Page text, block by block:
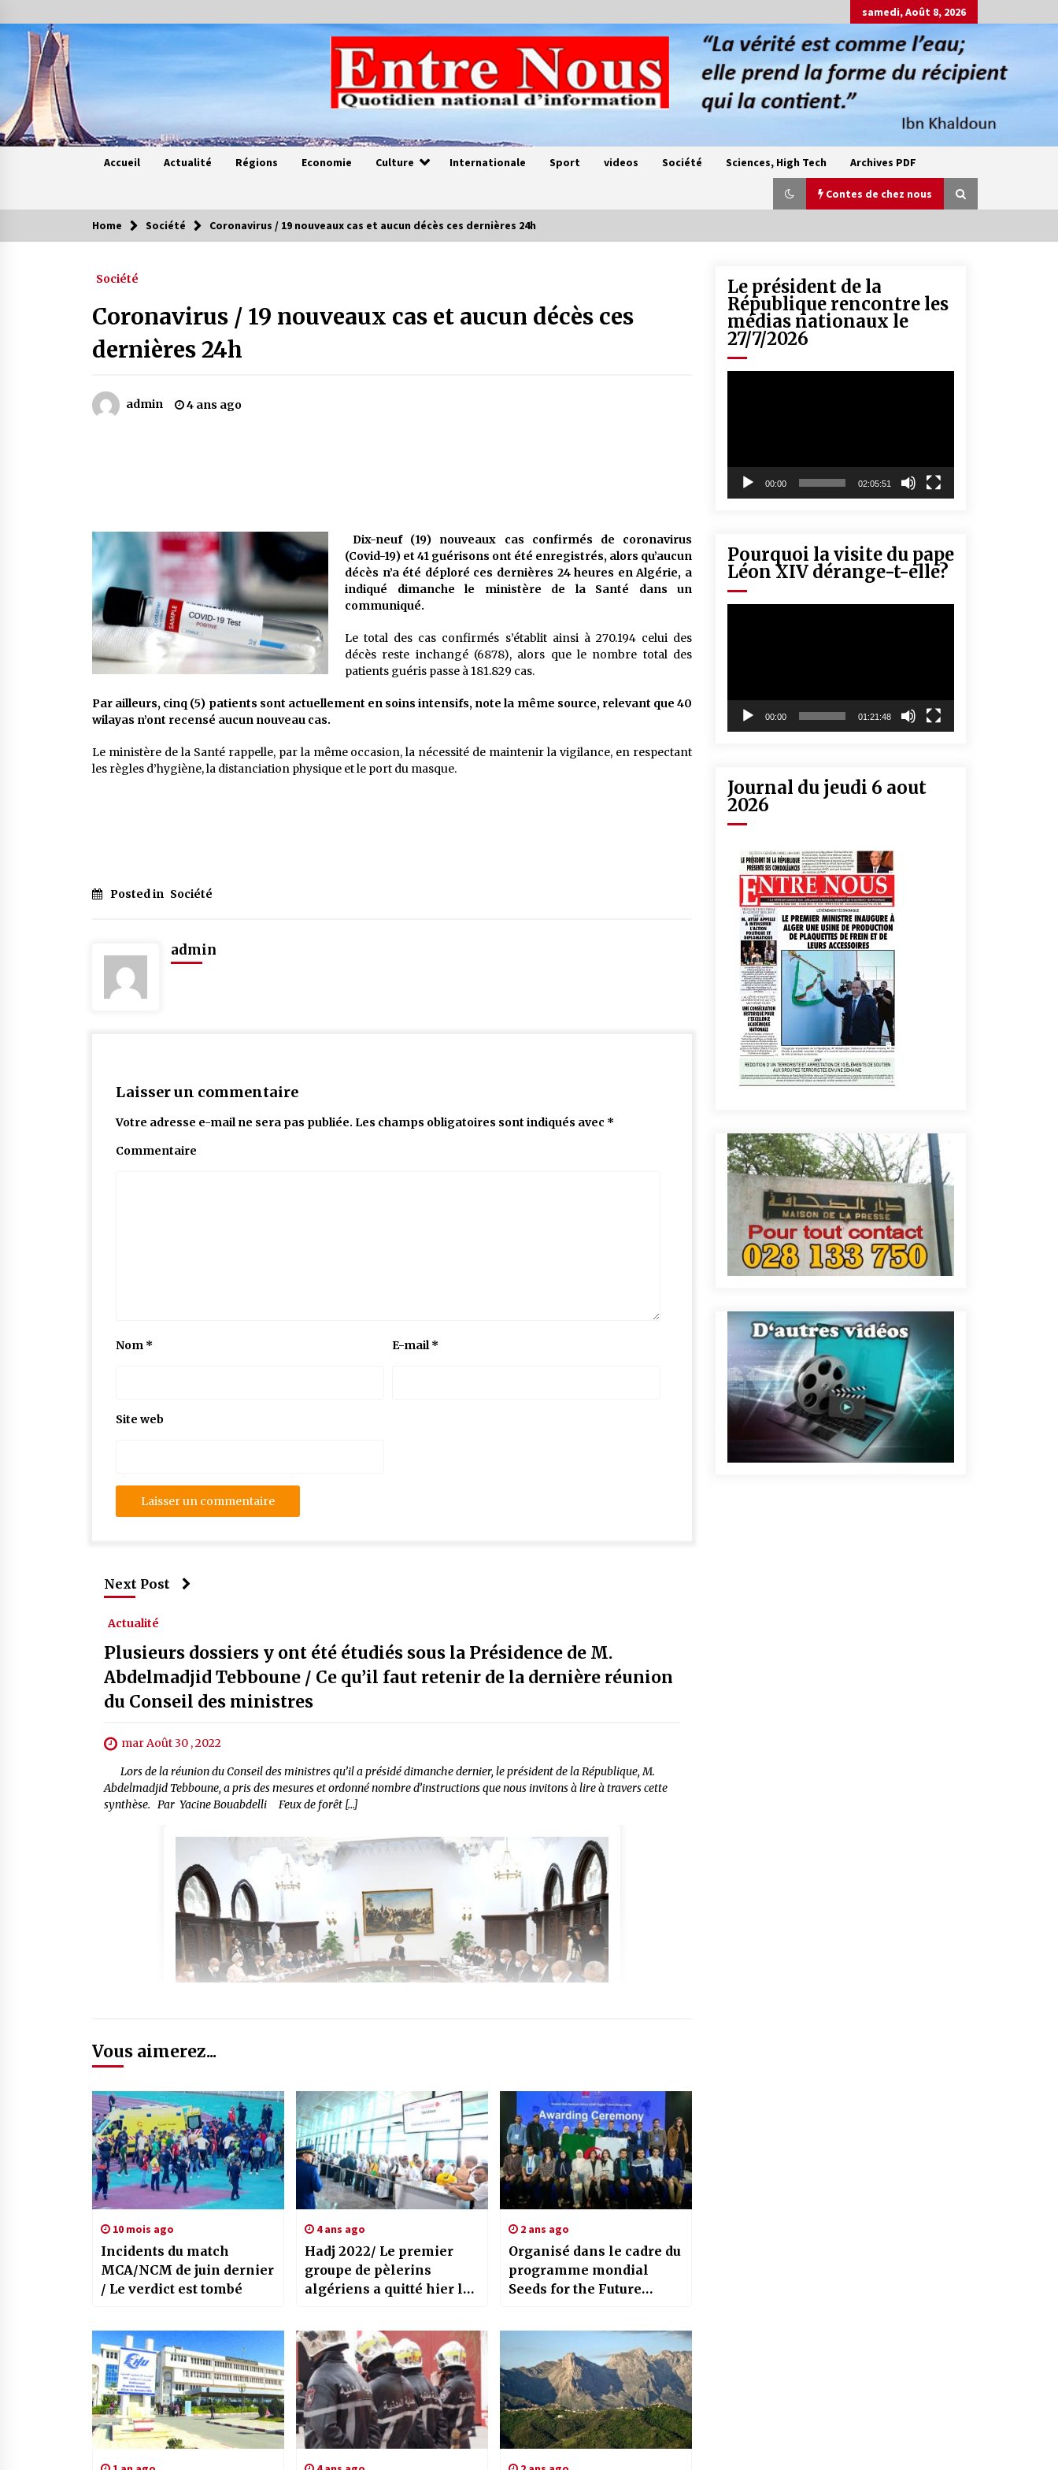
to
content
samedi, Août 8, 2026
Accueil Actualité Régions Economie Culture Internationale Sport videos Société Sciences, High Tech Archives PDF
Contes de chez nous
Contes de chez nous
4 ans ago
Oum el Gaïla / L’ogresse du M’zab
4 ans ago
Mythes et croyances / L’hospitalité
5 ans ago
Home Société Coronavirus / 19 nouveaux cas et aucun décès ces dernières 24h
Société
Coronavirus / 19 nouveaux cas et aucun décès ces
dernières 24h
admin 4 ans ago
Dix-neuf (19) nouveaux cas confirmés de coronavirus
(Covid-19) et 41 guérisons ont été enregistrés, alors qu’aucun
décès n’a été déploré ces dernières 24 heures en Algérie, a
indiqué dimanche le ministère de la Santé dans un
communiqué.
Le total des cas confirmés s’établit ainsi à 270.194 celui des
décès reste inchangé (6878), alors que le nombre total des
patients guéris passe à 181.829 cas.
Par ailleurs, cinq (5) patients sont actuellement en soins intensifs, note la même source, relevant que 40
wilayas n’ont recensé aucun nouveau cas.
Le ministère de la Santé rappelle, par la même occasion, la nécessité de maintenir la vigilance, en respectant
les règles d’hygiène, la distanciation physique et le port du masque.
Posted in Société
admin
Laisser un commentaire
Votre adresse e-mail ne sera pas publiée. Les champs obligatoires sont indiqués avec *
Commentaire
Nom * E-mail*
Site web
Next Post
Actualité
Plusieurs dossiers y ont été étudiés sous la Présidence de M.
Abdelmadjid Tebboune / Ce qu’il faut retenir de la dernière réunion
du Conseil des ministres
mar Août 30 , 2022
Lors de la réunion du Conseil des ministres qu’il a présidé dimanche dernier, le président de la République, M.
Abdelmadjid Tebboune, a pris des mesures et ordonné nombre d’instructions que nous invitons à lire à travers cette
synthèse. Par Yacine Bouabdelli Feux de forêt […]
Vous aimerez...
10 mois ago
Incidents du match
MCA/NCM de juin dernier
/ Le verdict est tombé
4 ans ago
Hadj 2022/ Le premier
groupe de pèlerins
algériens a quitté hier le
Lieux saints de l’Islam
2 ans ago
Organisé dans le cadre du
programme mondial
Seeds for the Future
technologique en Chine
algériens
Le président de la
République rencontre les
médias nationaux le
27/7/2026
00:00 02:05:51
Pourquoi la visite du pape
Léon XIV dérange-t-elle?
00:00 01:21:48
Journal du jeudi 6 aout
2026